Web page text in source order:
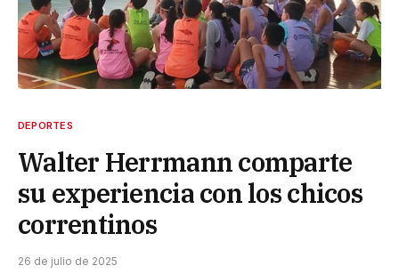
DEPORTES
Walter Herrmann comparte
su experiencia con los chicos
correntinos
26 de julio de 2025